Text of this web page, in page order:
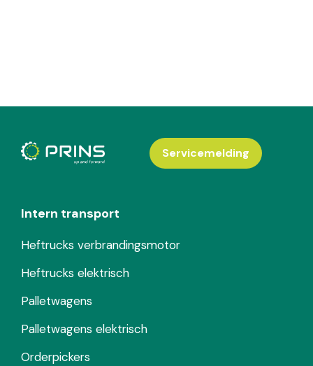
Intern transport
Heftrucks verbrandingsmotor
Heftrucks elektrisch
Palletwagens
Palletwagens elektrisch
Orderpickers
Servicemelding